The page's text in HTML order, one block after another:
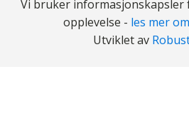
Vi bruker informasjonskapsler
opplevelse - les mer
Utviklet av